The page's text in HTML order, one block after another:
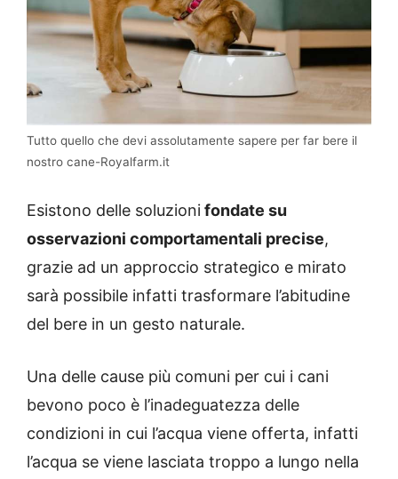
Tutto quello che devi assolutamente sapere per far bere il
nostro cane-Royalfarm.it
Esistono delle soluzionifondate su
osservazioni comportamentali precise,
grazie ad un approccio strategico e mirato
sarà possibile infatti trasformare l’abitudine
del bere in un gesto naturale.
Una delle cause più comuni per cui i cani
bevono poco è l’inadeguatezza delle
condizioni in cui l’acqua viene offerta, infatti
l’acqua se viene lasciata troppo a lungo nella